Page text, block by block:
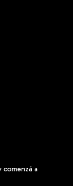
comenzá a